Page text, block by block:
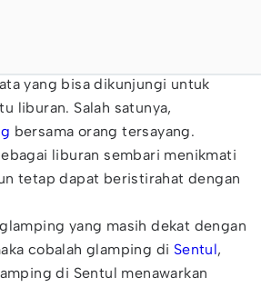
yang bisa dikunjungi untuk
liburan. Salah satunya,
bersama orang tersayang.
liburan sembari menikmati
tetap dapat beristirahat dengan
yang masih dekat dengan
cobalah glamping di Sentul,
di Sentul menawarkan